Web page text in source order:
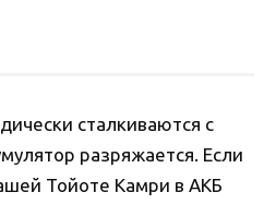
сталкиваются с
разряжается. Если
Тойоте Камри в АКБ